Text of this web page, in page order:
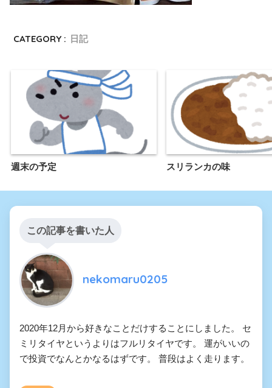
CATEGORY : 日記
週末の予定 スリランカの味
この記事を書いた人
nekomaru0205
2020年12月から好きなことだけすることにしました。 セ
ミリタイヤというよりはフルリタイヤです。 運がいいの
で投資でなんとかなるはずです。 普段はよく走ります。